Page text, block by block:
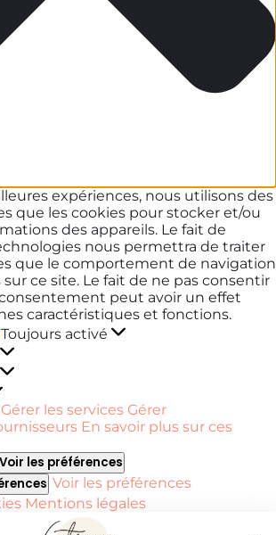
expériences, nous utilisons des
que les cookies pour stocker et/ou
des appareils. Le fait de
nous permettra de traiter
que le comportement de navigation
ce site. Le fait de ne pas consentir
peut avoir un effet
caractéristiques et fonctions.
Fonctionnel
Toujours activé
Préférences
Statistiques
Gérer les services Gérer
En savoir plus sur ces
Voir les préférences
Voir les préférences
Mentions légales